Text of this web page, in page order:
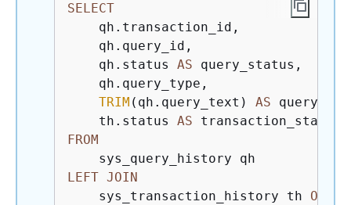
SELECT
    qh.transaction_id,
    qh.query_id,
    qh.status
AS query_status,
    qh.query_type,
TRIM (qh.query_text) AS
    th.status
AS
FROM
LEFT JOIN
    sys_transaction_history th
ON